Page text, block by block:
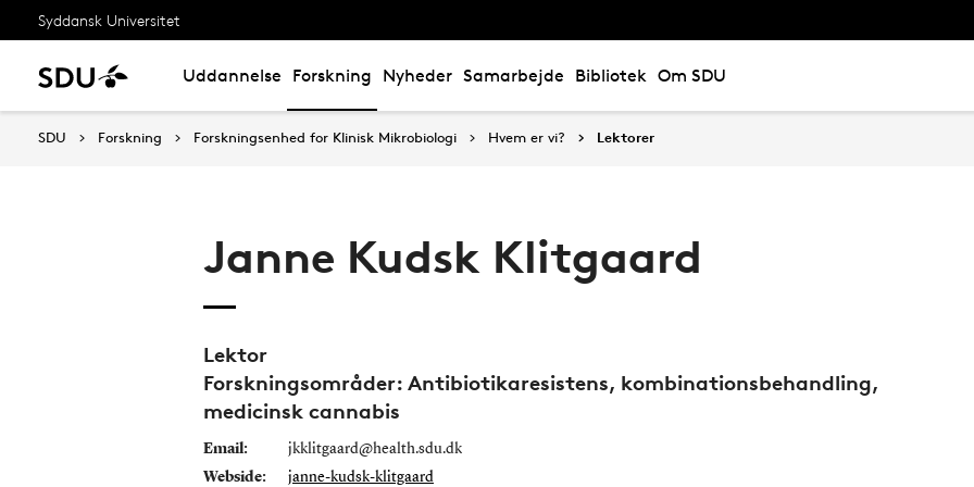
Syddansk Universitet
Uddannelse Forskning Nyheder Samarbejde Bibliotek Om SDU
SDU Forskning Forskningsenhed for Klinisk Mikrobiologi Hvem er vi? Lektorer
Janne Kudsk Klitgaard
Lektor
Forskningsområder: Antibiotikaresistens, kombinationsbehandling,
medicinsk cannabis
Email:
jkklitgaard@health.sdu.dk
Webside:
janne-kudsk-klitgaard